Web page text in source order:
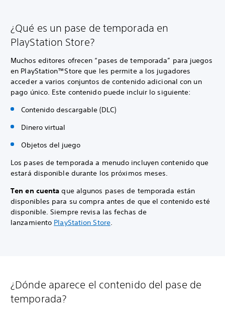
¿Qué es un pase de temporada en
PlayStation Store?
Muchos editores ofrecen “pases de temporada” para juegos
en PlayStation™Store que les permite a los jugadores
acceder a varios conjuntos de contenido adicional con un
pago único. Este contenido puede incluir lo siguiente:
Contenido descargable (DLC)
Dinero virtual
Objetos del juego
Los pases de temporada a menudo incluyen contenido que
estará disponible durante los próximos meses.
Ten en cuenta que algunos pases de temporada están
disponibles para su compra antes de que el contenido esté
disponible. Siempre revisa las fechas de
lanzamiento PlayStation Store.
¿Dónde aparece el contenido del pase de
temporada?